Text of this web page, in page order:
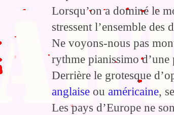
Lorsqu’on a dominé le
stressent l’ensemble des
Ne voyons-nous pas
rythme pianissimo d’une
Derrière le grotesque
anglaise ou américaine,
Les pays d’Europe ne